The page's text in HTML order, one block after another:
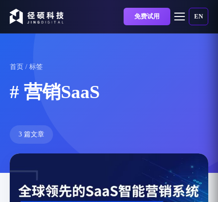
免费试用 EN
首页 / 标签
# 营销SaaS
3 篇文章